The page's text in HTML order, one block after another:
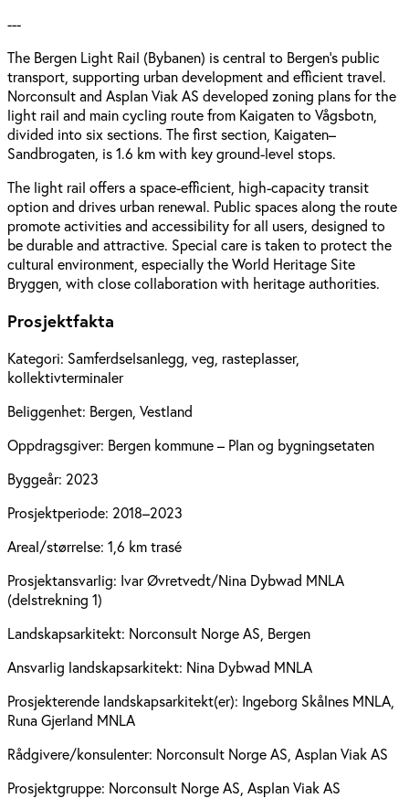
---
The Bergen Light Rail (Bybanen) is central to Bergen’s public
transport, supporting urban development and efficient travel.
Norconsult and Asplan Viak AS developed zoning plans for the
light rail and main cycling route from Kaigaten to Vågsbotn,
divided into six sections. The first section, Kaigaten–
Sandbrogaten, is 1.6 km with key ground-level stops.
The light rail offers a space-efficient, high-capacity transit
option and drives urban renewal. Public spaces along the route
promote activities and accessibility for all users, designed to
be durable and attractive. Special care is taken to protect the
cultural environment, especially the World Heritage Site
Bryggen, with close collaboration with heritage authorities.
Prosjektfakta
Kategori: Samferdselsanlegg, veg, rasteplasser,
kollektivterminaler
Beliggenhet: Bergen, Vestland
Oppdragsgiver: Bergen kommune – Plan og bygningsetaten
Byggeår: 2023
Prosjektperiode: 2018–2023
Areal/størrelse: 1,6 km trasé
Prosjektansvarlig: Ivar Øvretvedt/Nina Dybwad MNLA
(delstrekning 1)
Landskapsarkitekt: Norconsult Norge AS, Bergen
Ansvarlig landskapsarkitekt: Nina Dybwad MNLA
Prosjekterende landskapsarkitekt(er): Ingeborg Skålnes MNLA,
Runa Gjerland MNLA
Rådgivere/konsulenter: Norconsult Norge AS, Asplan Viak AS
Prosjektgruppe: Norconsult Norge AS, Asplan Viak AS